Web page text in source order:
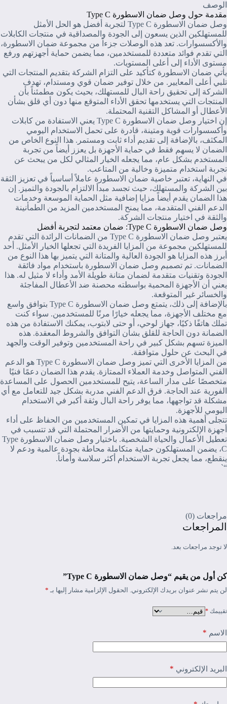
الوصف
مقدمة حول وصل ضمان الاسطورة Type C
وصل ضمان الاسطورة Type C لتجربة أفضل هو الحل الأمثل
للمستهلكين الذين يسعون إلى الجودة والمصداقية في منتجات الكابلات
والأكسسوارات. تعد هذه الوصلات جزءاً من مجموعة ضمان الاسطورة،
التي تقدم فوائد متعددة للمستخدمين، مما يضمن حماية أجهزتهم ورفع
مستوى الأداء إلى أعلى المستويات.
يأتي ضمان الاسطورة كتأكيد على التزام الشركة بتقديم المنتجات التي
تلبي أعلى المعايير. من خلال توفير ضمان قوي ومستدام، تهدف
الشركة إلى تحقيق راحة البال للمستهلك، بحيث يكون مطمئناً بأن
المنتجات التي يستخدمها تحقق الأداء المتوقع منها دون أي قلق بشأن
الأعطال أو المشاكل التقنية المحتملة.
إن اختيار وصل ضمان الاسطورة Type C يعني الاستفادة من كابلات
وأكسسوارات قوية ومتينة، قادرة على تحمل الاستخدام اليومي
المكثف، بالإضافة إلى تقديم أداء ثابت ومستمر. هذا النوع الخاص من
الضمان لا يسهم فقط في حماية الأجهزة بل يعزز أيضاً من تجربة
المستخدم بشكل عام، مما يجعله الخيار المثالي لكل من يبحث عن
تجربة استخدام متميزة وخالية من المتاعب.
في النهاية، تعتبر خاصية ضمان الاسطورة عاملاً أساسياً في تعزيز الثقة
بين الشركة والمستهلك، حيث تجسد مبدأ الالتزام بالجودة والتميز. إن
هذا الضمان يقدم أيضاً مزايا إضافية مثل الحماية الموسعة وخدمات
الدعم الفني المتقدمة، مما يمنح المستخدمين المزيد من الطمأنينة
والثقة في اختيار منتجات الشركة.
وصل ضمان الاسطورة Type C: ضمان معتمد لتجربة أفضل
يعتبر وصل ضمان الاسطورة Type C من الضمانات الرائدة التي تقدم
للمستهلكين مجموعة من المزايا الفريدة التي تجعلها الخيار الأمثل. أحد
أبرز هذه المزايا هو الجودة العالية والمتانة التي يتميز بها هذا النوع من
الضمانات. تم تصميم وصل ضمان الاسطورة باستخدام مواد فائقة
الجودة وتقنيات متقدمة لضمان متانة طويلة الأمد وأداء لا مثيل له. هذا
يعني أن الأجهزة المحمية بواسطته محصنة ضد الأعطال المفاجئة
والخسائر غير المتوقعة.
بالإضافة إلى ذلك، يتمتع وصل ضمان الاسطورة Type C بتوافق واسع
مع مختلف الأجهزة، مما يجعله خيارًا مرنًا للمستخدمين. سواء كنت
تملك هاتفًا ذكيًا، جهاز لوحي، أو حتى لابتوب، يمكنك الاستفادة من هذه
الضمانة دون الحاجة للقلق بشأن التوافق والشروط المعقدة. هذه
الميزة تسهم بشكل كبير في راحة المستخدمين وتوفير الوقت والجهد
في البحث عن حلول متوافقة.
من المزايا الأخرى التي تميز وصل ضمان الاسطورة Type C هو الدعم
الفني المتواصل وخدمة العملاء الممتازة. يقدم هذا الضمان دعمًا فنيًا
متخصصًا على مدار الساعة، يتيح للمستخدمين الحصول على المساعدة
الفورية عند الحاجة. فرق الدعم الفني مدربة بشكل جيد للتعامل مع أي
مشكلة قد تواجهها، مما يوفر راحة البال وثقة أكبر في الاستخدام
اليومي للأجهزة.
تتجلى أهمية هذه المزايا في تمكين المستخدمين من الحفاظ على أداء
أجهزة الإلكترونية وحمايتها من الأضرار المحتملة التي قد تتسبب في
تعطيل الأعمال والحياة الشخصية. باختيار وصل ضمان الاسطورة Type
C، يضمن المستهلكون حماية متكاملة محاطة بجودة عالمية ودعم لا
ينقطع، مما يجعل تجربة الاستخدام أكثر سلاسة وأماناً.
“`
مراجعات (0)
المراجعات
لا توجد مراجعات بعد.
كن أول من يقيم “وصل ضمان الاسطورة Type C”
لن يتم نشر عنوان بريدك الإلكتروني. الحقول الإلزامية مشار إليها بـ *
تقييمك *
الاسم *
البريد الإلكتروني *